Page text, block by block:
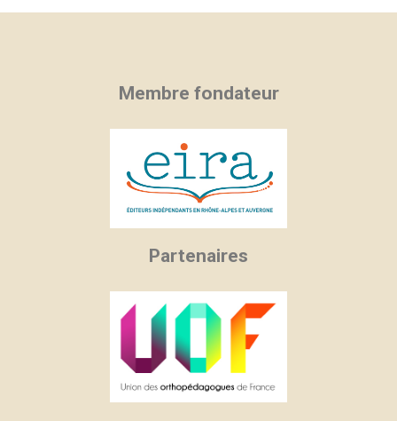
Membre fondateur
Partenaires